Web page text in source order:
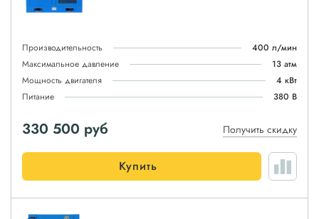
Производительность
400 л/мин
Максимальное давление
13 атм
Мощность двигателя
4 кВт
Питание
380 В
330 500 руб Получить скидку
Купить